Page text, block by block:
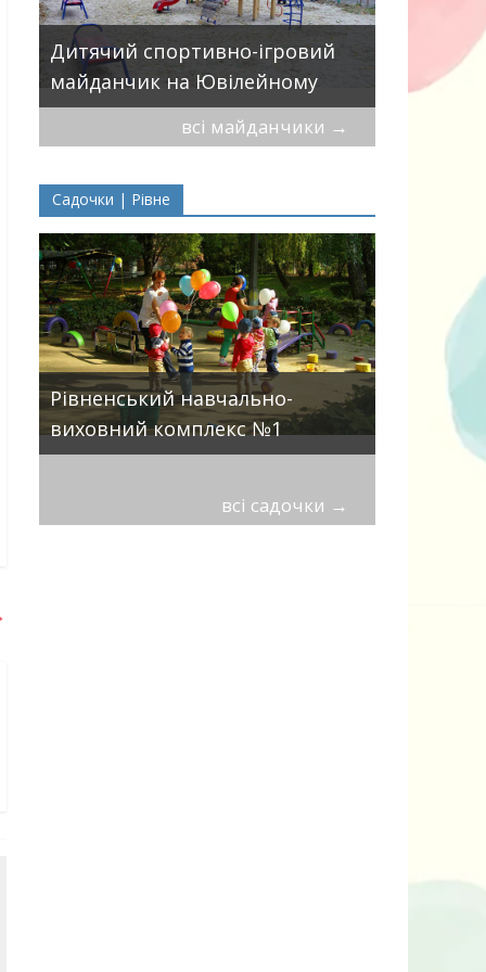
Дитячий спортивно-ігровий
майданчик на Ювілейному
П.Могили
всі майданчики →
Садочки | Рівне
Рівненський навчально-
виховний комплекс №1
ДНЗ
всі садочки →